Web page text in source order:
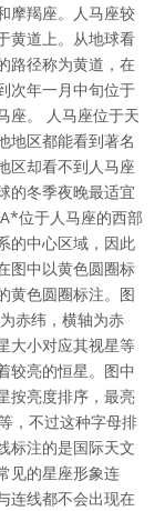
摩羯座。人马座较
黄道上。从地球看
路径称为黄道，在
次年一月中旬位于
座。 人马座位于天
地区都能看到著名
区却看不到人马座
的冬季夜晚最适宜
位于人马座的西部
的中心区域，因此
图中以黄色圆圈标
黄色圆圈标注。图
赤纬，横轴为赤
大小对应其视星等
亮的恒星。图中
按亮度排序，最亮
，不过这种字母排
标注的是国际天文
见的星座形象连
连线都不会出现在